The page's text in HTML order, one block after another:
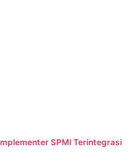
SPMI Terintegrasi